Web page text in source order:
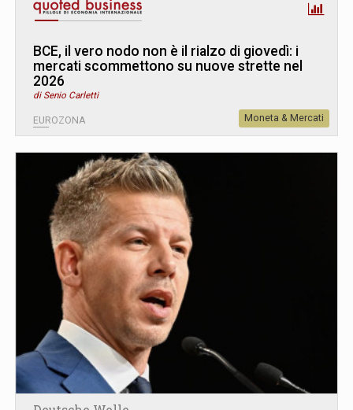
BCE, il vero nodo non è il rialzo di giovedì: i
mercati scommettono su nuove strette nel
2026
di Senio Carletti
EUROZONA Moneta & Mercati